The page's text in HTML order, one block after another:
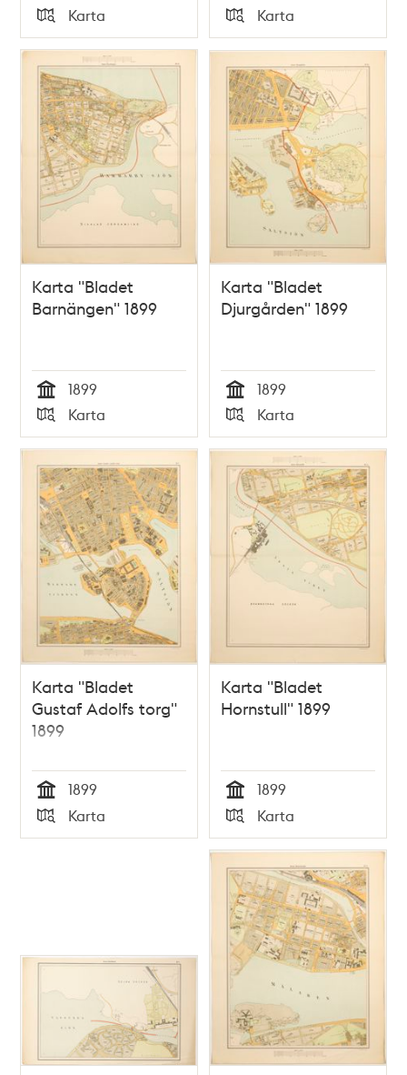
Tid
Typ
Karta
Tid
Typ
Karta
Karta "Bladet
Barnängen" 1899
Tid
1899
Typ
Karta
Karta "Bladet
Djurgården" 1899
Tid
1899
Typ
Karta
Karta "Bladet
Gustaf Adolfs torg"
1899
Tid
1899
Typ
Karta
Karta "Bladet
Hornstull" 1899
Tid
1899
Typ
Karta